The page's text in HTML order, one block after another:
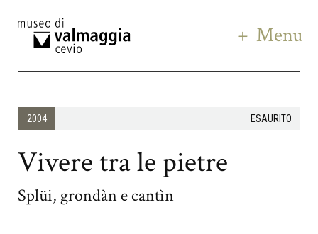
Menu
2004 ESAURITO
Vivere tra le pietre
Splüi, grondàn e cantìn